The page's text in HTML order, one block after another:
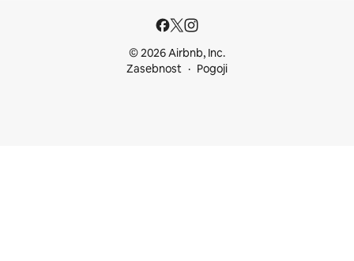
© 2026 Airbnb, Inc.
Zasebnost
Pogoji